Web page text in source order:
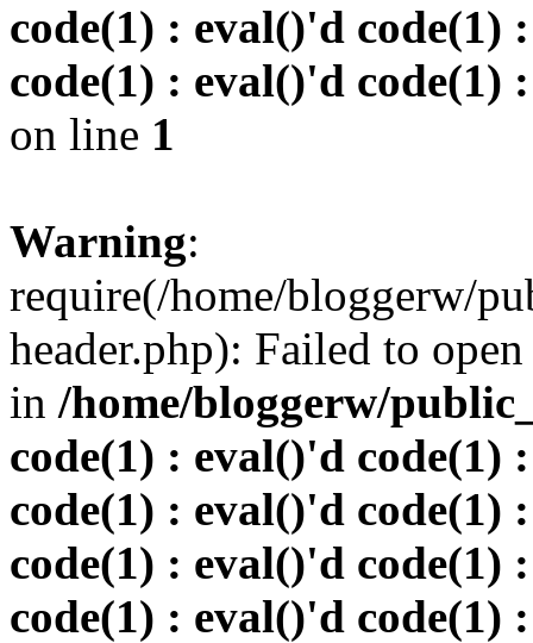
code(1) : eval()'d code(1)
code(1) : eval()'d code(1)
on line 1
Warning:
require(/home/bloggerw/
header.php): Failed to
in /home/bloggerw/
code(1) : eval()'d code(1)
code(1) : eval()'d code(1)
code(1) : eval()'d code(1)
code(1) : eval()'d code(1)